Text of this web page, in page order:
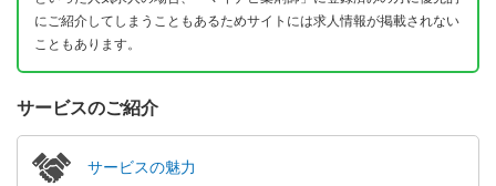
にご紹介してしまうこともあるためサイトには求人情報が掲載されない
こともあります。
サービスのご紹介
サービスの魅力